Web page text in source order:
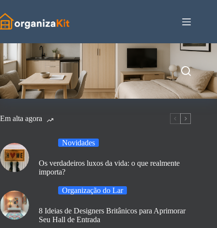
para
o
conteúdo
Em alta agora
Novidades
Os verdadeiros luxos da vida: o que realmente
importa?
Organização do Lar
8 Ideias de Designers Britânicos para Aprimorar
Seu Hall de Entrada